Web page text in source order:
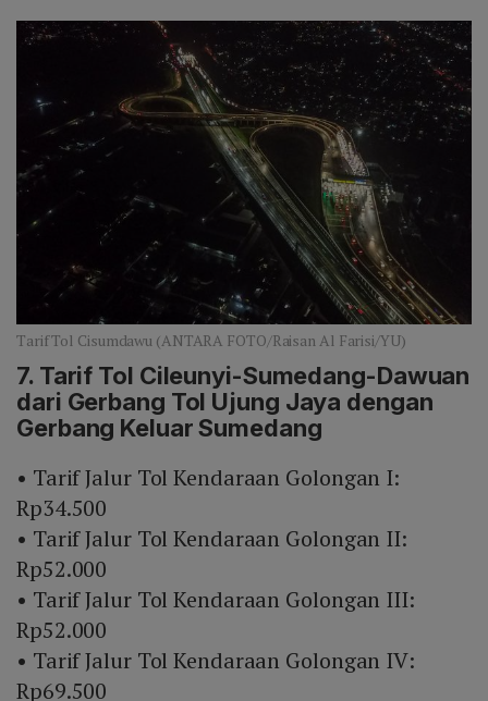
Tarif Tol Cisumdawu (ANTARA FOTO/Raisan Al Farisi/YU)
7. Tarif Tol Cileunyi-Sumedang-Dawuan
dari Gerbang Tol Ujung Jaya dengan
Gerbang Keluar Sumedang
• Tarif Jalur Tol Kendaraan Golongan I:
Rp34.500
• Tarif Jalur Tol Kendaraan Golongan II:
Rp52.000
• Tarif Jalur Tol Kendaraan Golongan III:
Rp52.000
• Tarif Jalur Tol Kendaraan Golongan IV:
Rp69.500